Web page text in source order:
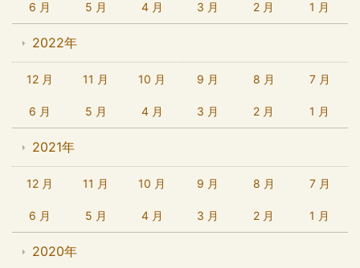
6 月 5 月 4 月 3 月 2 月 1 月
2022年
12 月 11 月 10 月 9 月 8 月 7 月
6 月 5 月 4 月 3 月 2 月 1 月
2021年
12 月 11 月 10 月 9 月 8 月 7 月
6 月 5 月 4 月 3 月 2 月 1 月
2020年